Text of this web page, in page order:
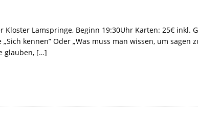
Kloster Lamspringe, Beginn 19:30Uhr Karten: 25€ inkl.
kennen” Oder „Was muss man wissen, um sagen
glauben, […]